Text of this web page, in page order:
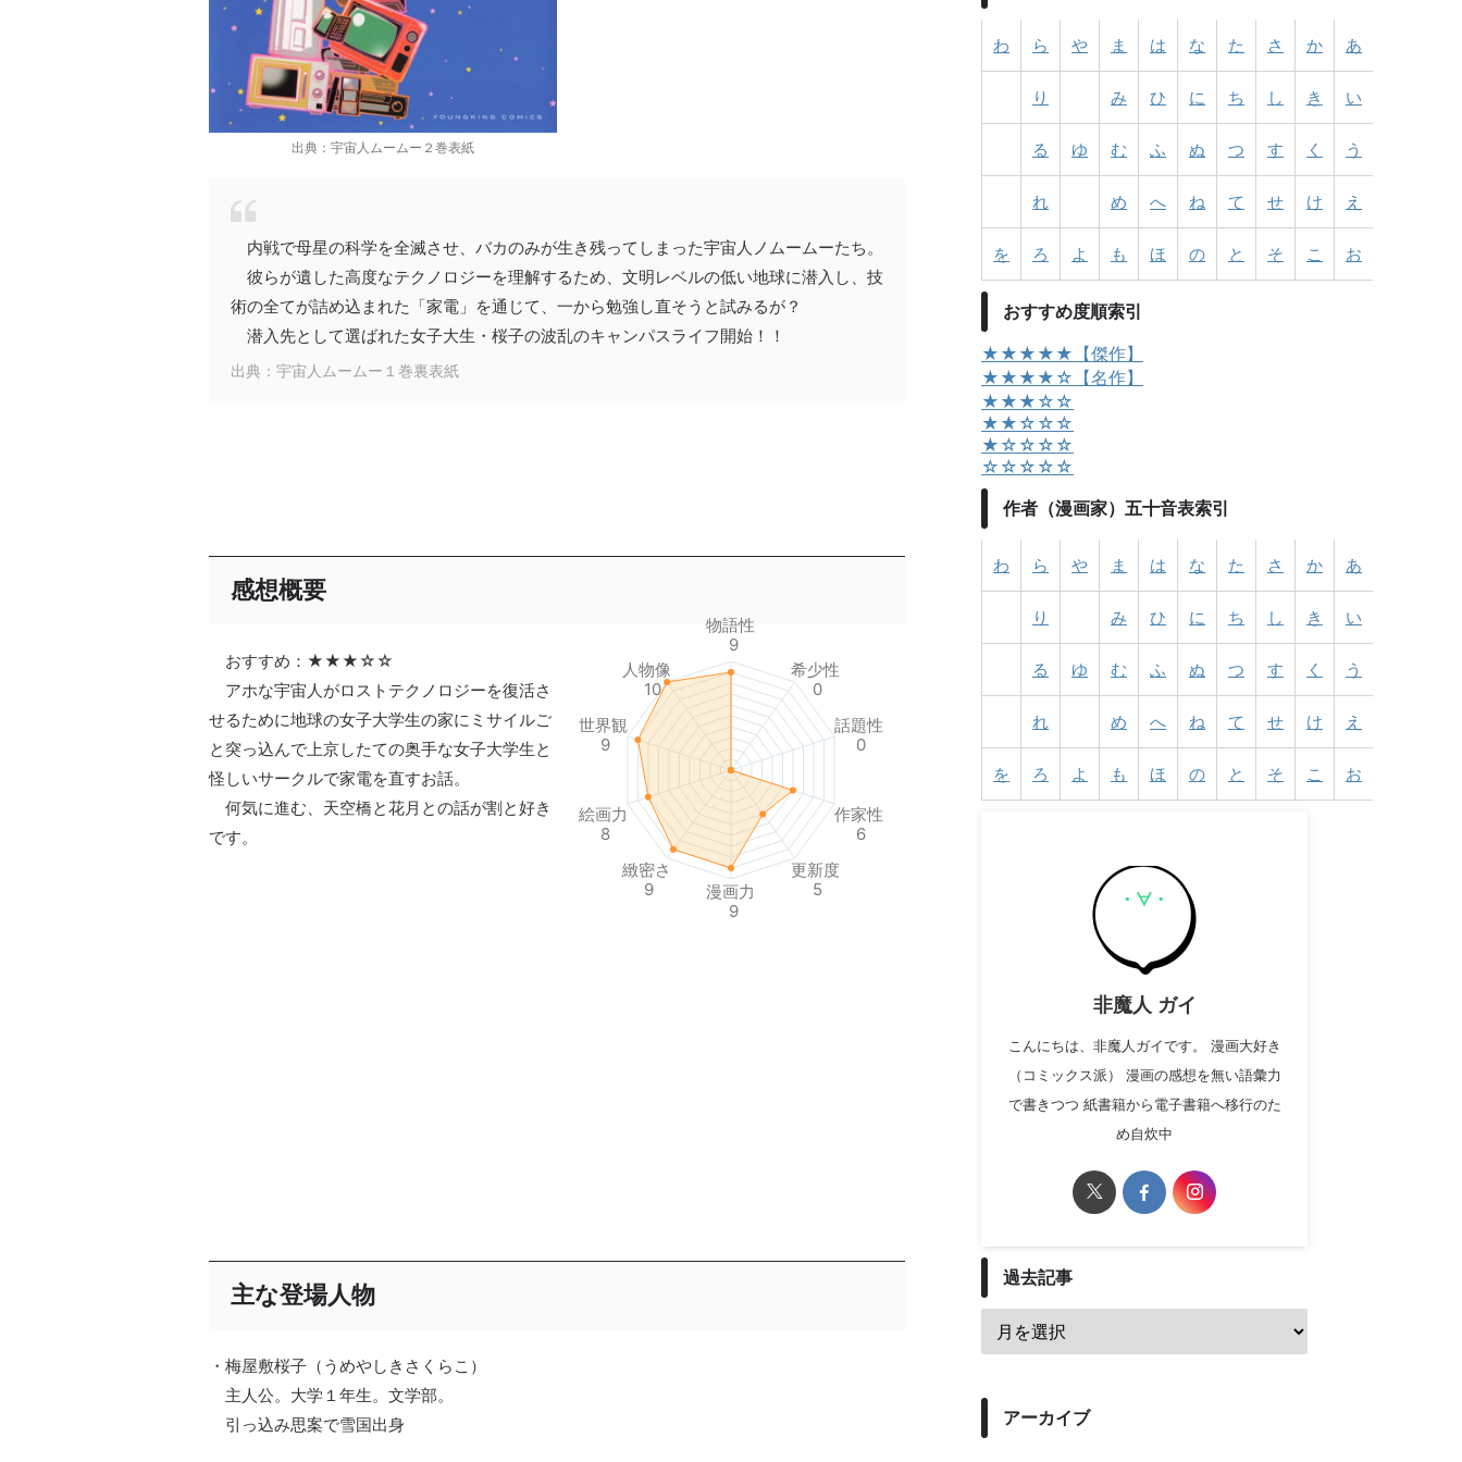
出典：宇宙人ムームー２巻表紙
内戦で母星の科学を全滅させ、バカのみが生き残ってしまった宇宙人ノムームーたち。
彼らが遺した高度なテクノロジーを理解するため、文明レベルの低い地球に潜入し、技
術の全てが詰め込まれた「家電」を通じて、一から勉強し直そうと試みるが？
潜入先として選ばれた女子大生・桜子の波乱のキャンパスライフ開始！！
出典：宇宙人ムームー１巻裏表紙
感想概要
おすすめ：★★★☆☆
アホな宇宙人がロストテクノロジーを復活さ
せるために地球の女子大学生の家にミサイルご
と突っ込んで上京したての奥手な女子大学生と
怪しいサークルで家電を直すお話。
何気に進む、天空橋と花月との話が割と好き
です。
物語性
9
人物像
10
世界観
9
絵画力
8
緻密さ
9
漫画力
9
更新度
5
作家性
6
話題性
0
希少性
0
主な登場人物
・梅屋敷桜子（うめやしきさくらこ）
主人公。大学１年生。文学部。
引っ込み思案で雪国出身
わ ら や ま は な た さ か あ
り み ひ に ち し き い
る ゆ む ふ ぬ つ す く う
れ め へ ね て せ け え
を ろ よ も ほ の と そ こ お
おすすめ度順索引
★★★★★【傑作】
★★★★☆【名作】
★★★☆☆
★★☆☆☆
★☆☆☆☆
☆☆☆☆☆
作者（漫画家）五十音表索引
わ ら や ま は な た さ か あ
り み ひ に ち し き い
る ゆ む ふ ぬ つ す く う
れ め へ ね て せ け え
を ろ よ も ほ の と そ こ お
非魔人 ガイ
こんにちは、非魔人ガイです。 漫画大好き
（コミックス派） 漫画の感想を無い語彙力
で書きつつ 紙書籍から電子書籍へ移行のた
め自炊中
過去記事
アーカイブ